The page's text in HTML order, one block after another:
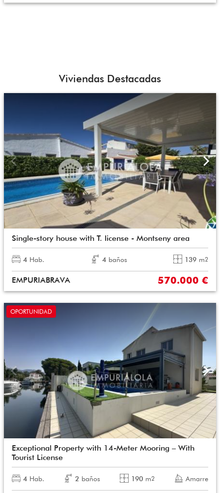
Viviendas Destacadas
Single-story house with T. license - Montseny area
4 Hab. 4 baños 139 m2
EMPURIABRAVA 570.000 €
OPORTUNIDAD
Exceptional Property with 14-Meter Mooring – With
Tourist License
4 Hab. 2 baños 190 m2 Amarre